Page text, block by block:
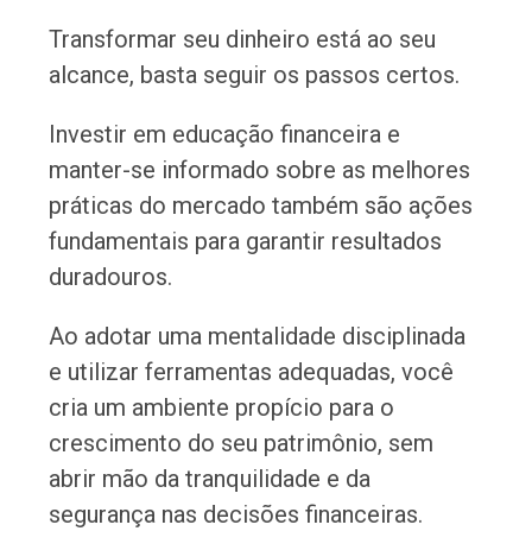
Transformar seu dinheiro está ao seu
alcance, basta seguir os passos certos.
Investir em educação financeira e
manter-se informado sobre as melhores
práticas do mercado também são ações
fundamentais para garantir resultados
duradouros.
Ao adotar uma mentalidade disciplinada
e utilizar ferramentas adequadas, você
cria um ambiente propício para o
crescimento do seu patrimônio, sem
abrir mão da tranquilidade e da
segurança nas decisões financeiras.